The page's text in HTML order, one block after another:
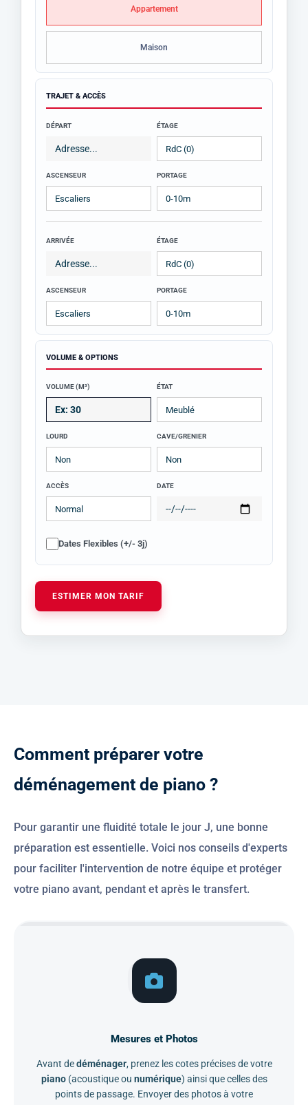
Appartement
Maison
TRAJET & ACCÈS
DÉPART ÉTAGE
ASCENSEUR PORTAGE
ARRIVÉE ÉTAGE
ASCENSEUR PORTAGE
VOLUME & OPTIONS
VOLUME (M³) ÉTAT
LOURD CAVE/GRENIER
ACCÈS DATE
Dates Flexibles (+/- 3j)
ESTIMER MON TARIF
Comment préparer votre
déménagement de piano ?
Pour garantir une fluidité totale le jour J, une bonne
préparation est essentielle. Voici nos conseils d'experts
pour faciliter l'intervention de notre équipe et protéger
votre piano avant, pendant et après le transfert.
01
Mesures et Photos
Avant dedéménager, prenez les cotes précises de votre
piano(acoustique ou numérique) ainsi que celles des
points de passage. Envoyer des photos à votre